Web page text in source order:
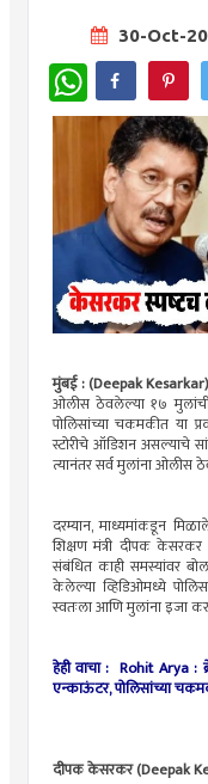
30-Oct-
WhatsApp
मुंबई : (Deepak Kesarkar)
ओलीस ठेवलेल्या १७
पोलिसांच्या चकमकीत या
स्टोरीचे ऑडिशन असल्याचे
त्यानंतर सर्व मुलांना ओलीस
दरम्यान, माध्यमांकडून
शिक्षण मंत्री दीपक केसरकर
संबंधित काही समस्यांवर
केलेल्या व्हिडिओमध्ये
स्वतःला आणि मुलांना इजा
हेही वाचा :Rohit Arya :
एन्काऊंटर, पोलिसांच्या
दीपक केसरकर (Deepak